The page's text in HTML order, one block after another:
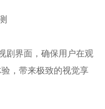
界面，确保用户在观
，带来极致的视觉享